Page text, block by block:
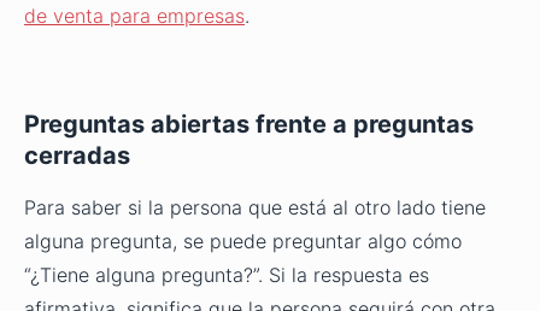
de venta para empresas.
Preguntas abiertas frente a preguntas
cerradas
Para saber si la persona que está al otro lado tiene
alguna pregunta, se puede preguntar algo cómo
“¿Tiene alguna pregunta?”. Si la respuesta es